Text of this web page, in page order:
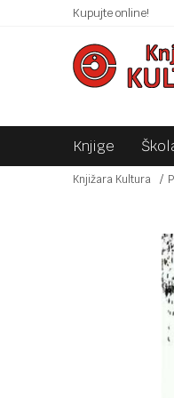
Kupujte online!
Knjige
Knjižara Kultura